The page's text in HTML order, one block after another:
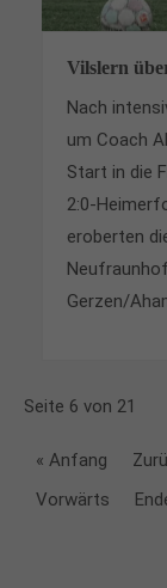
Vilslern
Nach
um Coach
Start in die
2:0-
eroberten
Gerzen/
Seite 6 von 21
« Anfang
Vorwärts